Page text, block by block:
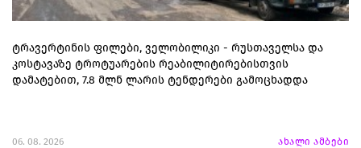
ტრავერტინის ფილები, ველობილიკი - რუსთაველსა და
კოსტავაზე ტროტუარების რეაბილიტირებისთვის
დამატებით, 7.8 მლნ ლარის ტენდერები გამოცხადდა
06. 08. 2026 ახალი ამბები